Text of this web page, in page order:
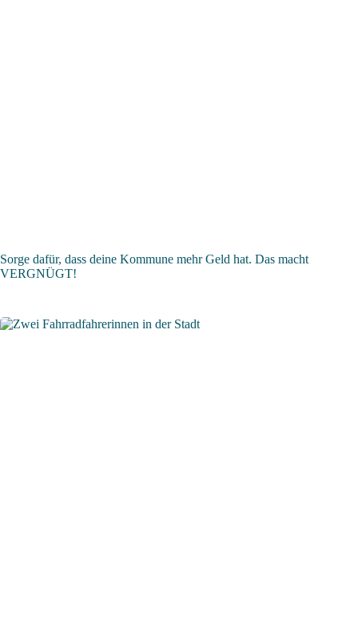
Sorge dafür, dass deine Kommune mehr Geld hat. Das macht
VERGNÜGT!